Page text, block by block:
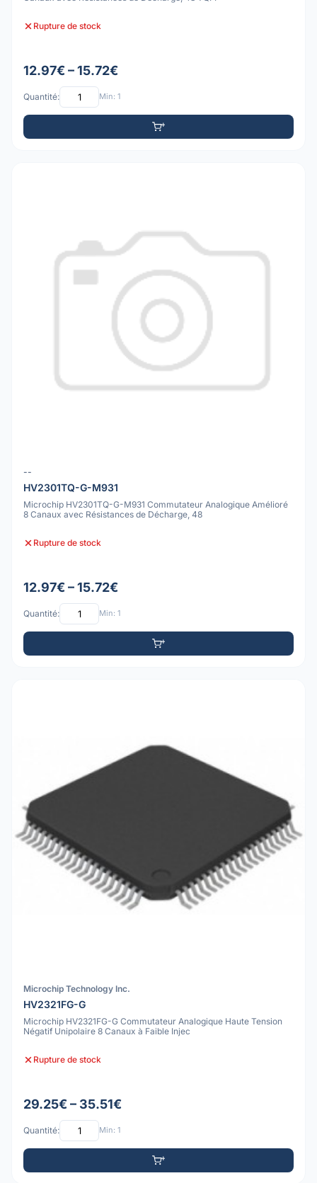
Rupture de stock
12.97€ – 15.72€
Quantité: Min: 1
--
HV2301TQ-G-M931
Microchip HV2301TQ-G-M931 Commutateur Analogique Amélioré
8 Canaux avec Résistances de Décharge, 48
Rupture de stock
12.97€ – 15.72€
Quantité: Min: 1
Microchip Technology Inc.
HV2321FG-G
Microchip HV2321FG-G Commutateur Analogique Haute Tension
Négatif Unipolaire 8 Canaux à Faible Injec
Rupture de stock
29.25€ – 35.51€
Quantité: Min: 1